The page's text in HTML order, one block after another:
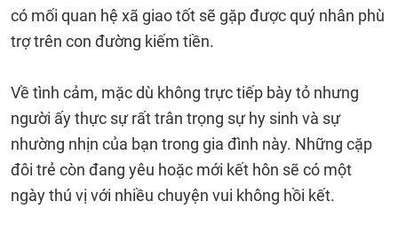
có mối quan hệ xã giao tốt sẽ gặp được quý nhân phù
trợ trên con đường kiếm tiền.
Về tình cảm, mặc dù không trực tiếp bày tỏ nhưng
người ấy thực sự rất trân trọng sự hy sinh và sự
nhường nhịn của bạn trong gia đình này. Những cặp
đôi trẻ còn đang yêu hoặc mới kết hôn sẽ có một
ngày thú vị với nhiều chuyện vui không hồi kết.